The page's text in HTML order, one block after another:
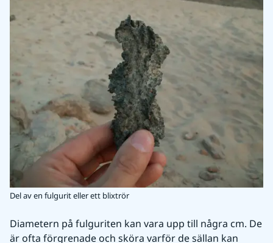
Del av en fulgurit eller ett blixtrör
Diametern på fulguriten kan vara upp till några cm. De
är ofta förgrenade och sköra varför de sällan kan